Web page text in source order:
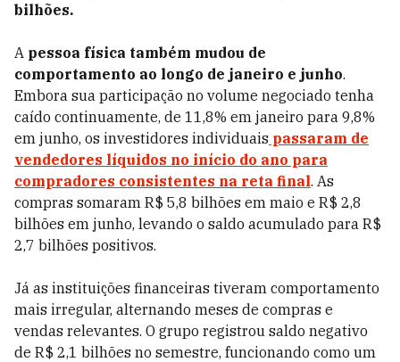
bilhões.
A pessoa física também mudou de
comportamento ao longo de janeiro e junho.
Embora sua participação no volume negociado tenha
caído continuamente, de 11,8% em janeiro para 9,8%
em junho, os investidores individuais passaram de
vendedores líquidos no início do ano para
compradores consistentes na reta final. As
compras somaram R$ 5,8 bilhões em maio e R$ 2,8
bilhões em junho, levando o saldo acumulado para R$
2,7 bilhões positivos.
Já as instituições financeiras tiveram comportamento
mais irregular, alternando meses de compras e
vendas relevantes. O grupo registrou saldo negativo
de R$ 2,1 bilhões no semestre, funcionando como um